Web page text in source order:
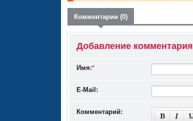
Комментарии (0)
Добавление комментария
Имя:*
E-Mail:
Комментарий: